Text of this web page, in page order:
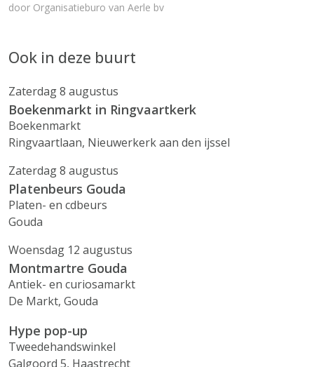
door Organisatieburo van Aerle bv
Ook in deze buurt
Zaterdag 8 augustus
Boekenmarkt in Ringvaartkerk
Boekenmarkt
Ringvaartlaan, Nieuwerkerk aan den ijssel
Zaterdag 8 augustus
Platenbeurs Gouda
Platen- en cdbeurs
Gouda
Woensdag 12 augustus
Montmartre Gouda
Antiek- en curiosamarkt
De Markt, Gouda
Hype pop-up
Tweedehandswinkel
Galgoord 5, Haastrecht